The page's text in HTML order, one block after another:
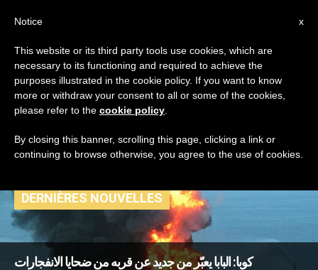
TAG
Posts Tagged
‘انفجارات’
DERNIÈRES NOUVELLES
كوبا: البابا يعبّر من جديد عن قربه من ضحايا الانفجارات
x
Notice
This website or its third party tools use cookies, which are
necessary to its functioning and required to achieve the
purposes illustrated in the cookie policy. If you want to know
more or withdraw your consent to all or some of the cookies,
please refer to the cookie policy
By closing this banner, scrolling this page, clicking a link or
continuing to browse otherwise, you agree to the use of cookies.